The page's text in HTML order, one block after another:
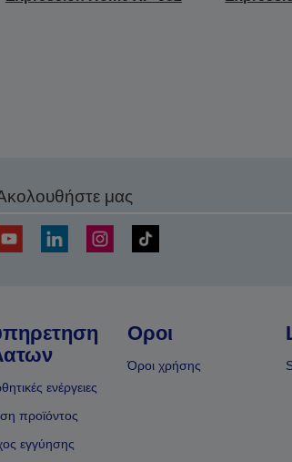
μας
ενέργειες
προϊόντος
εγγύησης
Οροι
Όροι χρήσης